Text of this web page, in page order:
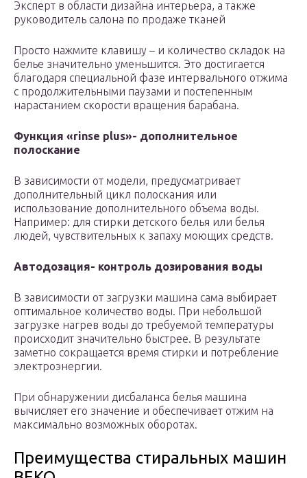
Эксперт в области дизайна интерьера, а также
руководитель салона по продаже тканей
Просто нажмите клавишу – и количество складок на
белье значительно уменьшится. Это достигается
благодаря специальной фазе интервального отжима
с продолжительными паузами и постепенным
нарастанием скорости вращения барабана.
Функция «rinse plus»- дополнительное
полоскание
В зависимости от модели, предусматривает
дополнительный цикл полоскания или
использование дополнительного объема воды.
Например: для стирки детского белья или белья
людей, чувствительных к запаху моющих средств.
Автодозация- контроль дозирования воды
В зависимости от загрузки машина сама выбирает
оптимальное количество воды. При небольшой
загрузке нагрев воды до требуемой температуры
происходит значительно быстрее. В результате
заметно сокращается время стирки и потребление
электроэнергии.
При обнаружении дисбаланса белья машина
вычисляет его значение и обеспечивает отжим на
максимально возможных оборотах.
Преимущества стиральных машин